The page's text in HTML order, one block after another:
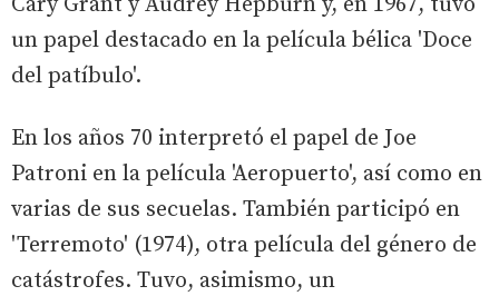
un papel destacado en la película bélica 'Doce
del patíbulo'.
En los años 70 interpretó el papel de Joe
Patroni en la película 'Aeropuerto', así como en
varias de sus secuelas. También participó en
'Terremoto' (1974), otra película del género de
catástrofes. Tuvo, asimismo, un